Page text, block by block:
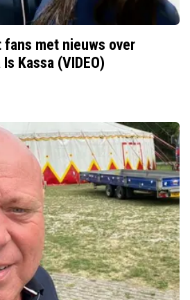
fans met nieuws over
Kassa (VIDEO)